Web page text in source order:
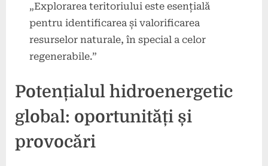
„Explorarea teritoriului este esențială
pentru identificarea și valorificarea
resurselor naturale, în special a celor
regenerabile.”
Potențialul hidroenergetic
global: oportunități și
provocări